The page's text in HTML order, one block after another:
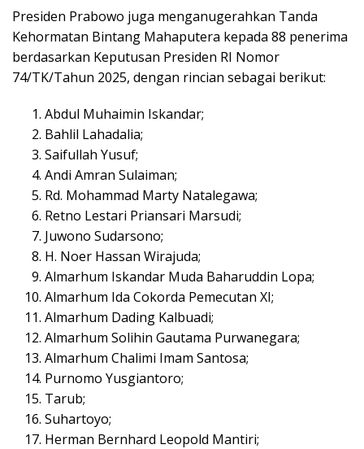
Presiden Prabowo juga menganugerahkan Tanda
Kehormatan Bintang Mahaputera kepada 88 penerima
berdasarkan Keputusan Presiden RI Nomor
74/TK/Tahun 2025, dengan rincian sebagai berikut:
Abdul Muhaimin Iskandar;
Bahlil Lahadalia;
Saifullah Yusuf;
Andi Amran Sulaiman;
Rd. Mohammad Marty Natalegawa;
Retno Lestari Priansari Marsudi;
Juwono Sudarsono;
H. Noer Hassan Wirajuda;
Almarhum Iskandar Muda Baharuddin Lopa;
Almarhum Ida Cokorda Pemecutan XI;
Almarhum Dading Kalbuadi;
Almarhum Solihin Gautama Purwanegara;
Almarhum Chalimi Imam Santosa;
Purnomo Yusgiantoro;
Tarub;
Suhartoyo;
Herman Bernhard Leopold Mantiri;